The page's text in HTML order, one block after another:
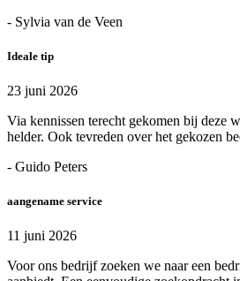
- Sylvia van de Veen
Ideale tip
23 juni 2026
Via kennissen terecht gekomen bij deze
helder. Ook tevreden over het gekozen
- Guido Peters
aangename service
11 juni 2026
Voor ons bedrijf zoeken we naar een